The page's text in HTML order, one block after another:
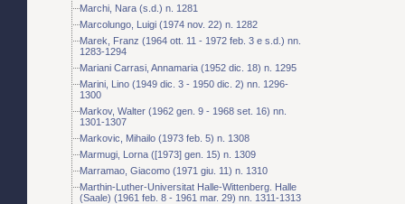
Marchi, Nara (s.d.) n. 1281
Marcolungo, Luigi (1974 nov. 22) n. 1282
Marek, Franz (1964 ott. 11 - 1972 feb. 3 e s.d.) nn.
1283-1294
Mariani Carrasi, Annamaria (1952 dic. 18) n. 1295
Marini, Lino (1949 dic. 3 - 1950 dic. 2) nn. 1296-
1300
Markov, Walter (1962 gen. 9 - 1968 set. 16) nn.
1301-1307
Markovic, Mihailo (1973 feb. 5) n. 1308
Marmugi, Lorna ([1973] gen. 15) n. 1309
Marramao, Giacomo (1971 giu. 11) n. 1310
Marthin-Luther-Universitat Halle-Wittenberg. Halle
(Saale) (1961 feb. 8 - 1961 mar. 29) nn. 1311-1313